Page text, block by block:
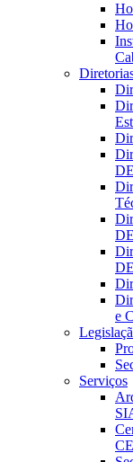
e
Serviços